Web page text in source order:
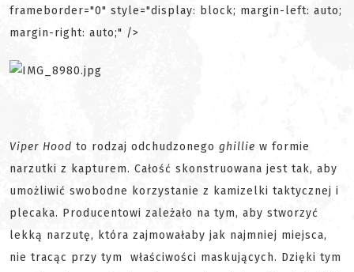
frameborder="0" style="display: block; margin-left: auto;
margin-right: auto;" />
Viper Hood to rodzaj odchudzonego ghillie w formie
narzutki z kapturem. Całość skonstruowana jest tak, aby
umożliwić swobodne korzystanie z kamizelki taktycznej i
plecaka. Producentowi zależało na tym, aby stworzyć
lekką narzutę, która zajmowałaby jak najmniej miejsca,
nie tracąc przy tym właściwości maskujących. Dzięki tym